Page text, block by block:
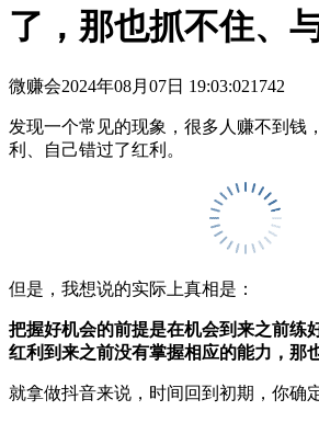
了，那也抓不住、
微赚会2024年08月07日 19:03:021742
发现一个常见的现象，很多人赚不到钱
利、自己错过了红利。
但是，我想说的实际上真相是：
把握好机会的前提是在机会到来之前练
红利到来之前没有掌握相应的能力，那
就拿做抖音来说，时间回到初期，你确